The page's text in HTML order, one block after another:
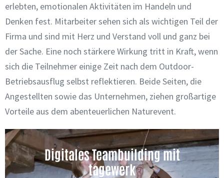
erlebten, emotionalen Aktivitäten im Handeln und
Denken fest. Mitarbeiter sehen sich als wichtigen Teil der
Firma und sind mit Herz und Verstand voll und ganz bei
der Sache. Eine noch stärkere Wirkung tritt in Kraft, wenn
sich die Teilnehmer einige Zeit nach dem Outdoor-
Betriebsausflug selbst reflektieren. Beide Seiten, die
Angestellten sowie das Unternehmen, ziehen großartige
Vorteile aus dem abenteuerlichen Naturevent.
Digitales Teambuilding mit
tagewerk